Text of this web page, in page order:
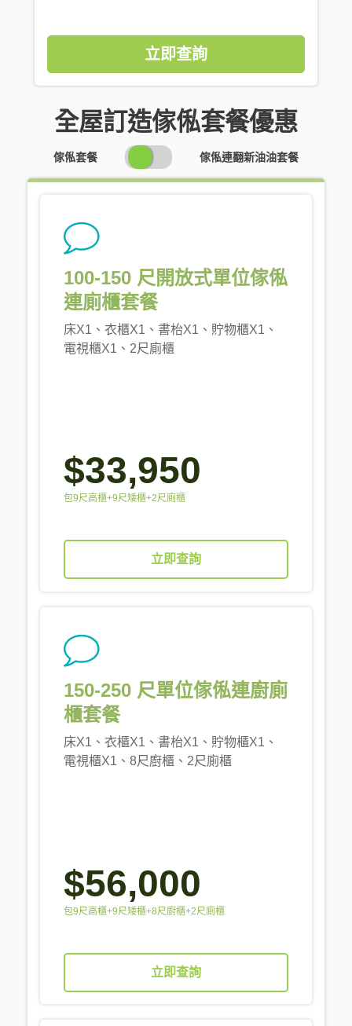
立即查詢
全屋訂造傢俬套餐優惠
傢俬套餐
SWITCH
PRICING
傢俬連翻新油油套餐
100-150 尺開放式單位傢俬
連廁櫃套餐
床X1、衣櫃X1、書枱X1、貯物櫃X1、
電視櫃X1、2尺廁櫃
$33,950
包9尺高櫃+9尺矮櫃+2尺廁櫃
立即查詢
150-250 尺單位傢俬連廚廁
櫃套餐
床X1、衣櫃X1、書枱X1、貯物櫃X1、
電視櫃X1、8尺廚櫃、2尺廁櫃
$56,000
包9尺高櫃+9尺矮櫃+8尺廚櫃+2尺廁櫃
立即查詢